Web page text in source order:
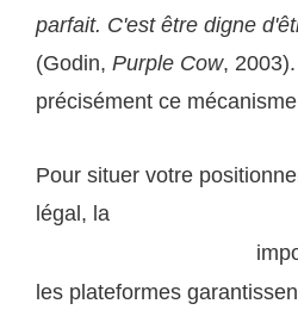
parfait. C'est être digne
(Godin, Purple Cow,
précisément ce
Pour situer votre
légal, la
les plateformes